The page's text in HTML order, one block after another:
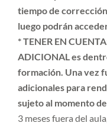
tiempo de
luego podrán
* TENER EN
ADICIONAL es
formación. Una vez
adicionales para
sujeto al momento
3 meses fuera del